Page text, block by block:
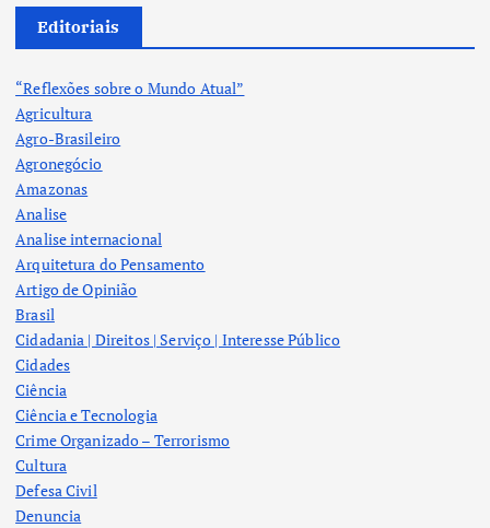
Editoriais
“Reflexões sobre o Mundo Atual”
Agricultura
Agro-Brasileiro
Agronegócio
Amazonas
Analise
Analise internacional
Arquitetura do Pensamento
Artigo de Opinião
Brasil
Cidadania | Direitos | Serviço | Interesse Público
Cidades
Ciência
Ciência e Tecnologia
Crime Organizado – Terrorismo
Cultura
Defesa Civil
Denuncia